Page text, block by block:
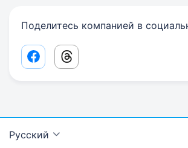
Поделитесь компанией в
Facebook share link
Threads share link
Русский